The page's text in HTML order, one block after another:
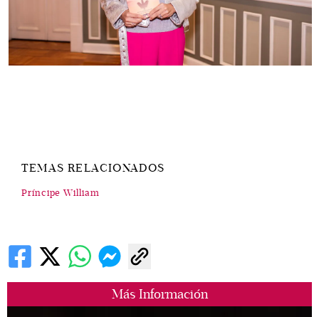
Más Información
TEMAS RELACIONADOS
Príncipe William